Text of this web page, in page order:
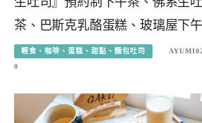
茶、巴斯克乳酪蛋糕、玻璃屋下
輕食、咖啡、蛋糕、甜點、麵包吐司
0